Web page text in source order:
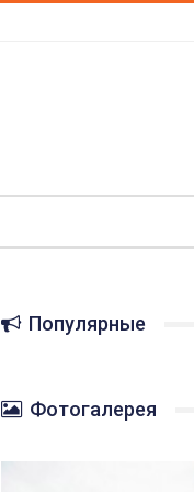
Популярные
Фотогалерея